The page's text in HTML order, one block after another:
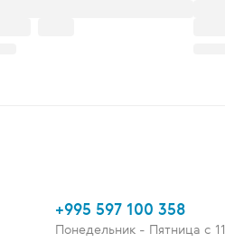
+995 597 100 358
Понедельник - Пятница c